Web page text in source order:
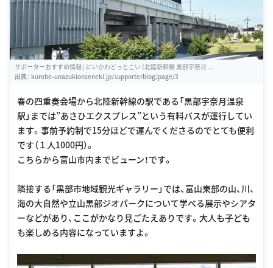
サポーターおすすめ情報 | にいかわどっとこい〈北陸新幹線 黒部宇奈月 ...
出典： kurobe-unazukionseneki.jp/supporterblog/page/3
春の四重奏会場から北陸新幹線の駅である「黒部宇奈月温泉
駅」までは”あさひエクスプレス”という有料バスが運行してい
ます。事前予約制で15分ほどで運んでくださるのでとても便利
です（１人1000円）。
こちらから富山市内までビューン！です。
隣接する「黒部市地域観光ギャラリー」では、富山東部の山、川、
海の大自然や立山黒部ジオパークについて学べる展示やシアタ
ーなどがあり、ここがかなり見ごたえありです。大人も子ども
も楽しめる内容になっていますよ。